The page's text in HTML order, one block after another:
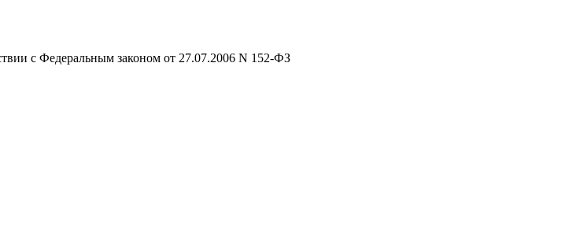
с Федеральным законом от 27.07.2006 N 152-ФЗ